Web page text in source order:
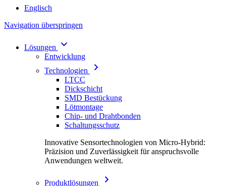
Englisch
Navigation überspringen
Lösungen
Entwicklung
Technologien
LTCC
Dickschicht
SMD Bestückung
Lötmontage
Chip- und Drahtbonden
Schaltungsschutz
Innovative Sensortechnologien von Micro-Hybrid:
Präzision und Zuverlässigkeit für anspruchsvolle
Anwendungen weltweit.
Produktlösungen